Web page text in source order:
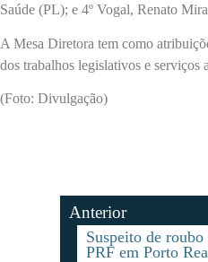
Saúde (PL); e 4º Vogal, Renato
A Mesa Diretora tem como
dos trabalhos legislativos e serviços
(Foto: Divulgação)
Anterior
Suspeito de roubo
PRF em Porto